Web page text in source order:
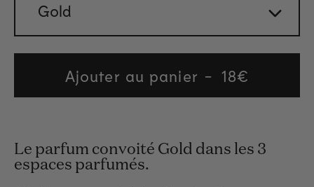
Gold
Ajouter au panier
Regular
price
18€
Le parfum convoité Gold dans les 3
espaces parfumés.